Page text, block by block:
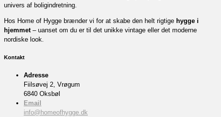
univers af boligindretning.
Hos Home of Hygge brænder vi for at skabe den helt rigtige hygge i
hjemmet – uanset om du er til det unikke vintage eller det moderne
nordiske look.
Kontakt
Adresse
Fiilsøvej 2, Vrøgum
6840 Oksbøl
Email
info@homeofhygge.dk